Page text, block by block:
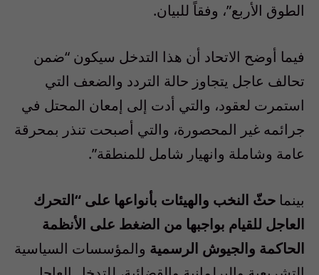
الطوق الأربع”، وفقاً للبيان.
فيما أوضح الاتحاد أن هذا التدخل سيكون “ضمن
تحالف عاجل يتجاوز حالة التردد والضعف التي
استمرت لعقود، والتي أدت إلى إمعان المحتل في
جرائمه غير المحصورة، والتي أصبحت تنذر بمحرقة
عامة وشاملة وانهيار شامل للمنطقة”.
بينما حثّ النخب والهيئات بأنواعها على “التحرك
العاجل للقيام بواجبها من الضغط على الأنظمة
الحاكمة والجيوش الرسمية والمؤسسات السياسية